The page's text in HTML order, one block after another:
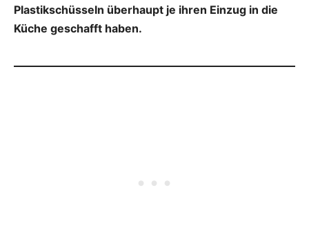
Plastikschüsseln überhaupt je ihren Einzug in die
Küche geschafft haben.